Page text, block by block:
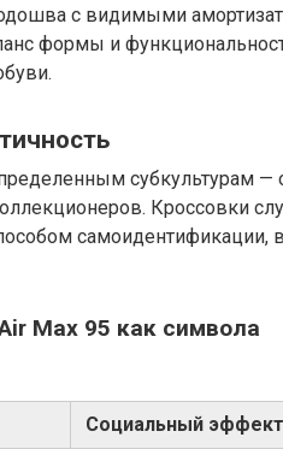
с видимыми
формы и
субкультурам —
Кроссовки
самоидентификации,
Max 95 как символа
Социальный эффект